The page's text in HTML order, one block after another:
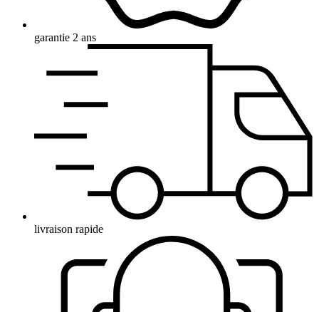
garantie 2 ans
livraison rapide